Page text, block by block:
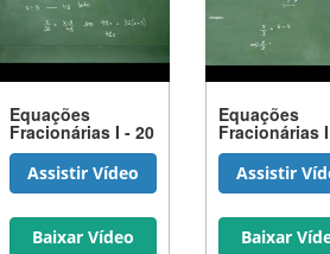
Equações
Fracionárias I - 20
Assistir Vídeo
Baixar Vídeo
Equações
Fracionárias
Assistir
Baixar